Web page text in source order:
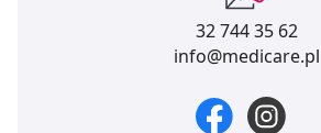
32 744 35 62
info@medicare.pl